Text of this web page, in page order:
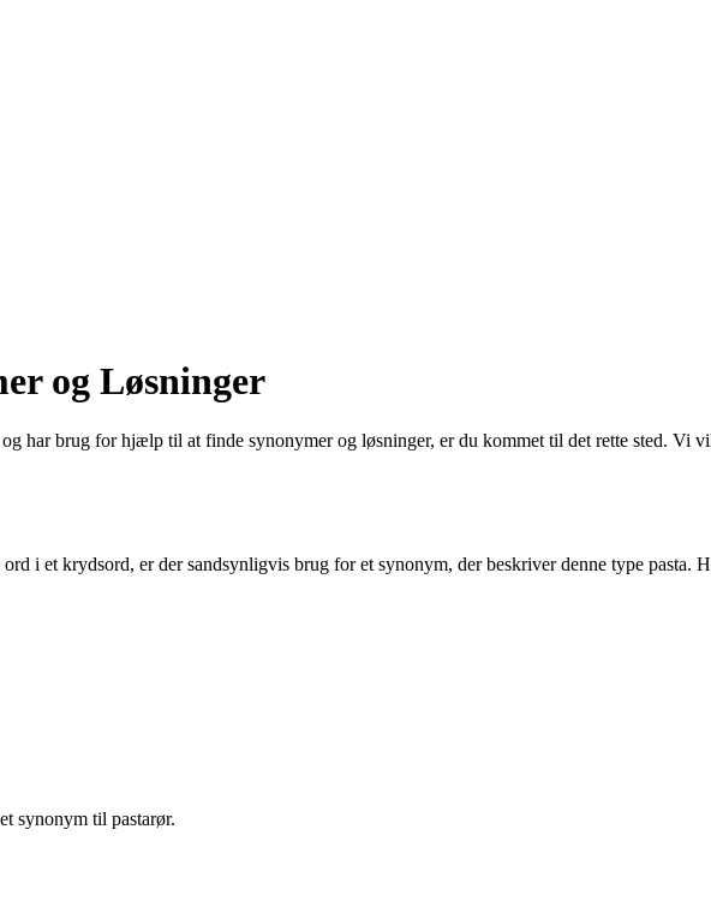
og Løsninger
har brug for hjælp til at finde synonymer og løsninger, er du kommet til det rette sted. Vi
i et krydsord, er der sandsynligvis brug for et synonym, der beskriver denne type pasta.
synonym til pastarør.